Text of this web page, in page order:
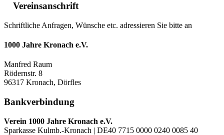
Vereinsanschrift
Schriftliche Anfragen, Wünsche etc. adressieren Sie bitte an
1000 Jahre Kronach e.V.
Manfred Raum
Rödernstr. 8
96317 Kronach, Dörfles
Bankverbindung
Verein 1000 Jahre Kronach e.V.
Sparkasse Kulmb.-Kronach | DE40 7715 0000 0240 0085 40